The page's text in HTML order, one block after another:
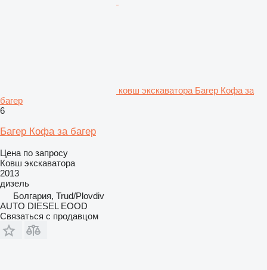
ковш экскаватора Багер Кофа за
багер
6
Багер Кофа за багер
Цена по запросу
Ковш экскаватора
2013
дизель
Болгария, Trud/Plovdiv
AUTO DIESEL EOOD
Связаться с продавцом